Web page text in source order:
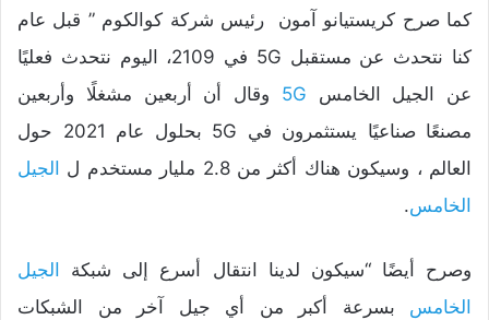
كما صرح كريستيانو آمون رئيس شركة كوالكوم ” قبل عام
كنا نتحدث عن مستقبل 5G في 2109، اليوم نتحدث فعليًا
عن الجيل الخامس 5G وقال أن أربعين مشغلًا وأربعين
مصنعًا صناعيًا يستثمرون في 5G بحلول عام 2021 حول
العالم ، وسيكون هناك أكثر من 2.8 مليار مستخدم ل
الجيل
الخامس.
وصرح أيضًا “سيكون لدينا انتقال أسرع إلى شبكة
الجيل
الخامس بسرعة أكبر من أي جيل آخر من الشبكات